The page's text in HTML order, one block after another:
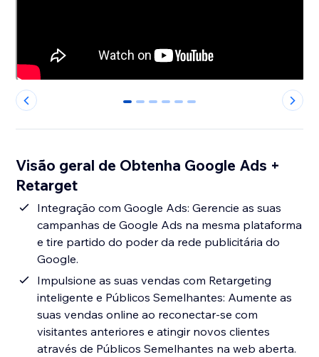
0 1 2 3 4 5
Visão geral de Obtenha Google Ads +
Retarget
Integração com Google Ads: Gerencie as suas
campanhas de Google Ads na mesma plataforma
e tire partido do poder da rede publicitária do
Google.
Impulsione as suas vendas com Retargeting
inteligente e Públicos Semelhantes: Aumente as
suas vendas online ao reconectar-se com
visitantes anteriores e atingir novos clientes
através de Públicos Semelhantes na web aberta.